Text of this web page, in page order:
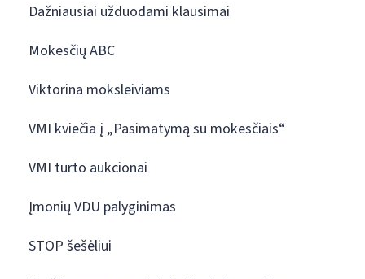
Dažniausiai užduodami klausimai
Mokesčių ABC
Viktorina moksleiviams
VMI kviečia į „Pasimatymą su mokesčiais“
VMI turto aukcionai
Įmonių VDU palyginimas
STOP šešėliui